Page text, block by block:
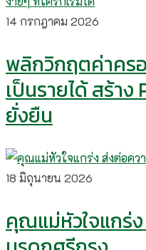
14 กรกฎาคม 2026
พลิกวิกฤตค่าคร
เป็นรายได้ สร้าง
ยั่งยืน
18 มิถุนายน 2026
คุณแม่หัวใจแกร่